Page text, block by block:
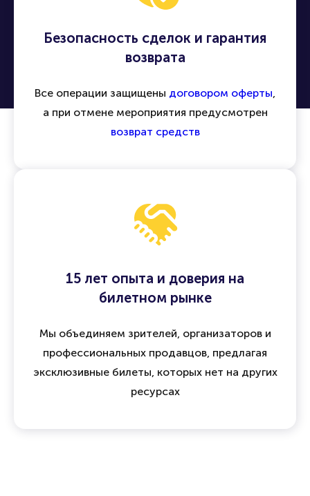
Безопасность сделок и гарантия
возврата
Все операции защищены договором оферты,
а при отмене мероприятия предусмотрен
возврат средств
15 лет опыта и доверия на
билетном рынке
Мы объединяем зрителей, организаторов и
профессиональных продавцов, предлагая
эксклюзивные билеты, которых нет на других
ресурсах